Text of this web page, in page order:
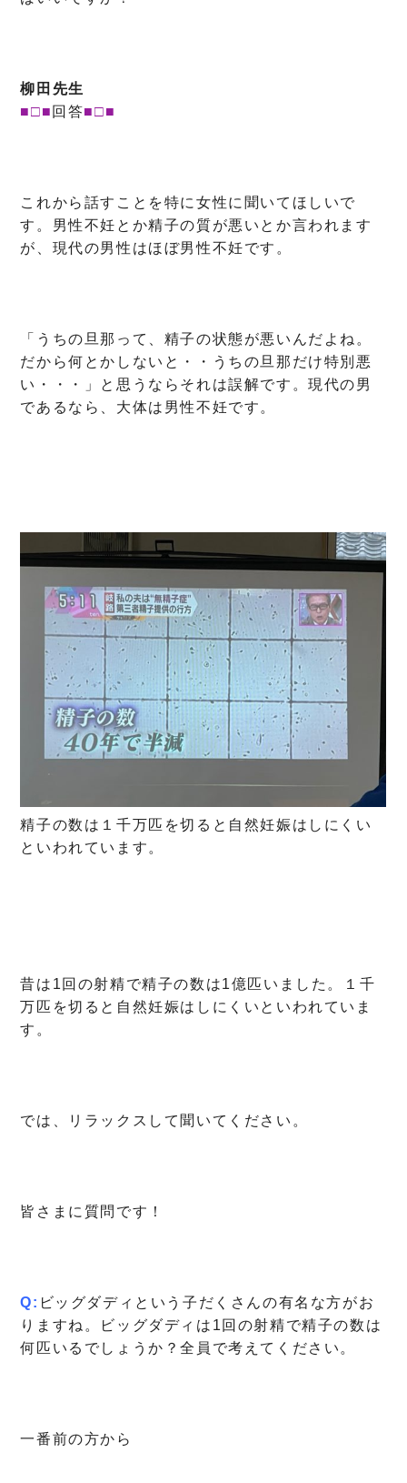
柳田先生
■□■ 回答■□■
これから話すことを特に女性に聞いてほしいで
す。男性不妊とか精子の質が悪いとか言われます
が、現代の男性はほぼ男性不妊です。
「うちの旦那って、精子の状態が悪いんだよね。
だから何とかしないと・・うちの旦那だけ特別悪
い・・・」と思うならそれは誤解です。現代の男
であるなら、大体は男性不妊です。
精子の数は１千万匹を切ると自然妊娠はしにくい
といわれています。
昔は1回の射精で精子の数は1億匹いました。１千
万匹を切ると自然妊娠はしにくいといわれていま
す。
では、リラックスして聞いてください。
皆さまに質問です！
Q: ビッグダディという子だくさんの有名な方がお
りますね。ビッグダディは1回の射精で精子の数は
何匹いるでしょうか？全員で考えてください。
一番前の方から